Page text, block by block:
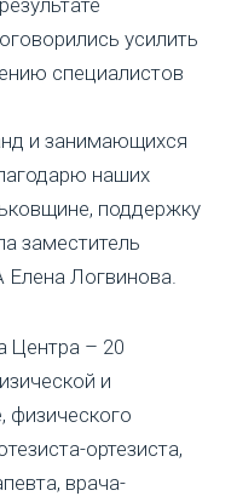
усилить
специалистов
и занимающихся
наших
поддержку
заместитель
Логвинова.
Центра – 20
и
физического
ортезиста,
врача-